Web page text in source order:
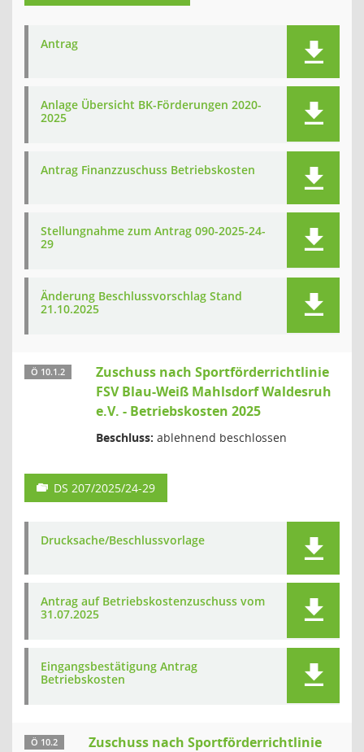
Antrag
Anlage Übersicht BK-Förderungen 2020-
2025
Antrag Finanzzuschuss Betriebskosten
Stellungnahme zum Antrag 090-2025-24-
29
Änderung Beschlussvorschlag Stand
21.10.2025
Ö 10.1.2
Zuschuss nach Sportförderrichtlinie
FSV Blau-Weiß Mahlsdorf Waldesruh
e.V. - Betriebskosten 2025
Beschluss: ablehnend beschlossen
DS 207/2025/24-29
Drucksache/Beschlussvorlage
Antrag auf Betriebskostenzuschuss vom
31.07.2025
Eingangsbestätigung Antrag
Betriebskosten
Ö 10.2 Zuschuss nach Sportförderrichtlinie